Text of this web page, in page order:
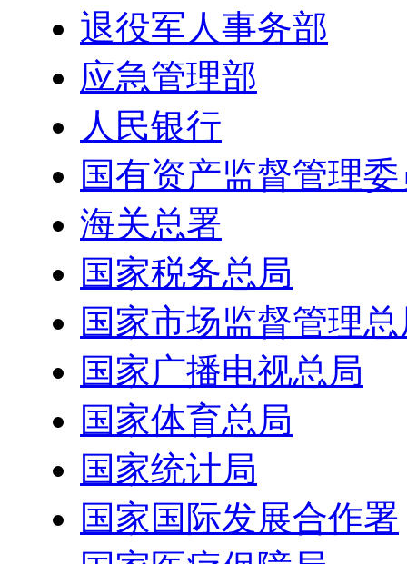
退役军人事务部
应急管理部
人民银行
国有资产监督管理
海关总署
国家税务总局
国家市场监督管理
国家广播电视总局
国家体育总局
国家统计局
国家国际发展合作署